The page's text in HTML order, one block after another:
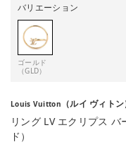
バリエーション
ゴールド
（GLD）
Louis Vuitton （ルイ ヴィトン
リング LV エクリプス
ド）